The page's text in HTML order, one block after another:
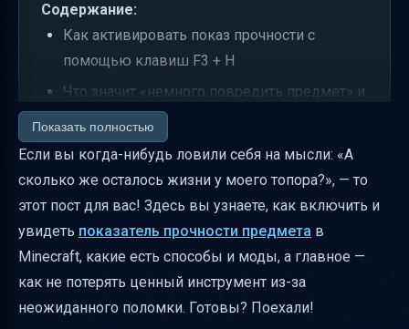
Содержание:
Как активировать показ прочности с
помощью клавиш F3 + H
Что значит «немного повредить предмет» и
как не сломать его
На каких серверах и версиях работает
метод
Какие предметы показывают прочность
Как выглядит индикатор прочности по
умолчанию
Альтернативные способы проверки
прочности
Показать полностью
Если вы когда-нибудь ловили себя на мысли: «А
сколько же осталось жизни у моего топора?», — то
этот пост для вас! Здесь вы узнаете, как включить и
увидеть показатель прочности предмета в
Minecraft, какие есть способы и моды, а главное —
как не потерять ценный инструмент из-за
неожиданного поломки. Готовы? Поехали!